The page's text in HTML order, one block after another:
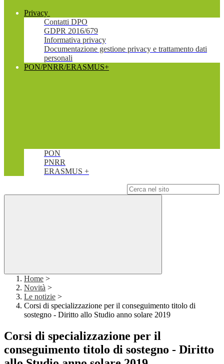
Privacy
Contatti DPO
GDPR 2016/679
Informativa privacy
Documentazione gestione privacy e trattamento dati
personali
PON/PNRR/ERASMUS+
PON
PNRR
ERASMUS +
Home >
Novità >
Le notizie >
Corsi di specializzazione per il conseguimento titolo di
sostegno - Diritto allo Studio anno solare 2019
Corsi di specializzazione per il
conseguimento titolo di sostegno - Diritto